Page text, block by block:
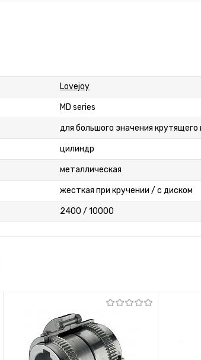
Lovejoy
MD series
для большого значения
цилиндр
металлическая
жесткая при кручении / с диском
2400 / 10000